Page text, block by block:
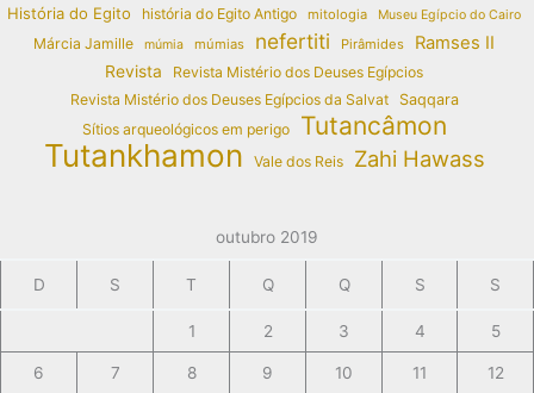
História do Egito
história do Egito Antigo mitologia Museu Egípcio do Cairo
Márcia Jamille múmia múmias nefertiti Pirâmides Ramses II
Revista
Revista Mistério dos Deuses Egípcios
Revista Mistério dos Deuses Egípcios da Salvat
Saqqara
Sítios arqueológicos em perigo
Tutancâmon
Tutankhamon Vale dos Reis Zahi Hawass
outubro 2019
D S T Q Q S S
1 2 3 4 5
6 7 8 9 10 11 12